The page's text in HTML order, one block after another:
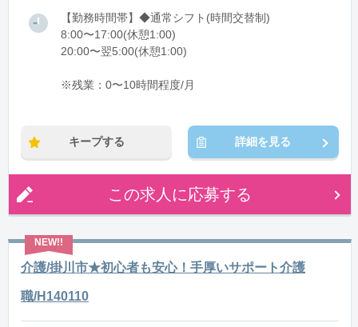
【勤務時間帯】◆通常シフト(時間交替制)
8:00〜17:00(休憩1:00)
20:00〜翌5:00(休憩1:00)
※残業：0〜10時間程度/月
キープする 詳細を見る
この求人に応募する
介護/掛川市★初心者も安心！手厚いサポート介護
職/H140110